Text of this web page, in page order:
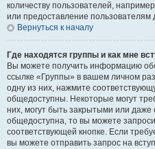
количеству пользователей,
или предоставление
Вернуться к началу
Где находятся группы и как мне
Вы можете получить информацию
ссылке «Группы» в вашем личном
одну из них, нажмите
общедоступны. Некоторые могут
них, могут быть закрытыми или даже
общедоступна, то вы можете
соответствующей кнопке. Если
вы можете отправить запрос на